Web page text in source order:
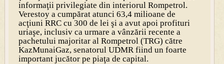
informaţii privilegiate din interiorul Rompetrol.
Verestoy a cumpărat atunci 63,4 milioane de
acţiuni RRC cu 300 de lei şi a avut apoi profituri
uriaşe, inclusiv ca urmare a vânzării recente a
pachetului majoritar al Rompetrol (TRG) către
KazMunaiGaz, senatorul UDMR fiind un foarte
important jucător pe piaţa de capital.